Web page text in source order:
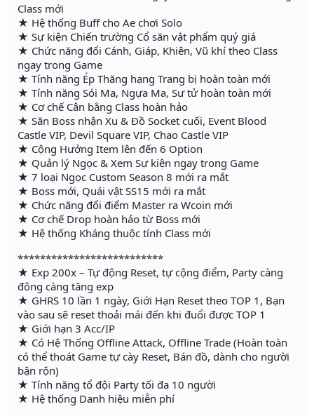
Class mới
★ Hệ thống Buff cho Ae chơi Solo
★ Sự kiện Chiến trường Cổ săn vật phẩm quý giá
★ Chức năng đổi Cánh, Giáp, Khiên, Vũ khí theo Class
ngay trong Game
★ Tính năng Ép Thăng hạng Trang bị hoàn toàn mới
★ Tính năng Sói Ma, Ngựa Ma, Sư tử hoàn toàn mới
★ Cơ chế Cân bằng Class hoàn hảo
★ Săn Boss nhận Xu & Đồ Socket cuối, Event Blood
Castle VIP, Devil Square VIP, Chao Castle VIP
★ Cộng Hưởng Item lên đến 6 Option
★ Quản lý Ngọc & Xem Sự kiện ngay trong Game
★ 7 loại Ngọc Custom Season 8 mới ra mắt
★ Boss mới, Quái vật SS15 mới ra mắt
★ Chức năng đổi điểm Master ra Wcoin mới
★ Cơ chế Drop hoàn hảo từ Boss mới
★ Hệ thống Kháng thuộc tính Class mới
**************************
★ Exp 200x – Tự động Reset, tự cộng điểm, Party càng
đông càng tăng exp
★ GHRS 10 lần 1 ngày, Giới Hạn Reset theo TOP 1, Bạn
vào sau sẽ reset thoải mái đến khi đuổi được TOP 1
★ Giới hạn 3 Acc/IP
★ Có Hệ Thống Offline Attack, Offline Trade (Hoàn toàn
có thể thoát Game tự cày Reset, Bán đồ, dành cho người
bận rộn)
★ Tính năng tổ đội Party tối đa 10 người
★ Hệ thống Danh hiệu miễn phí